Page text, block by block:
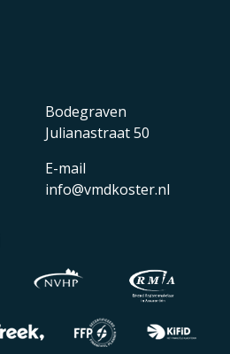
Bodegraven
Julianastraat 50
E-mail
info@vmdkoster.nl